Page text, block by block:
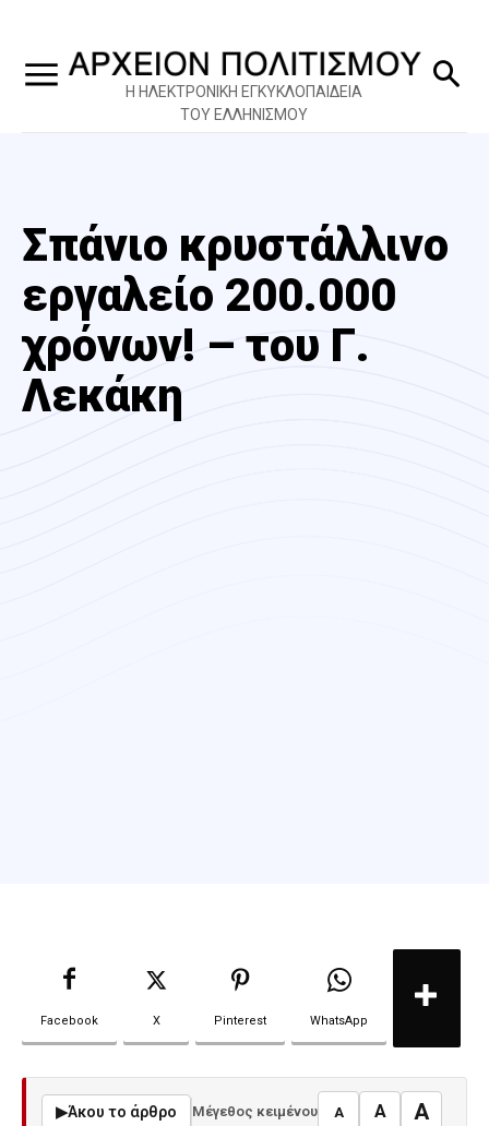
Η ΗΛΕΚΤΡΟΝΙΚΗ ΕΓΚΥΚΛΟΠΑΙΔΕΙΑ
ΤΟΥ ΕΛΛΗΝΙΣΜΟΥ
Σπάνιο κρυστάλλινο
εργαλείο 200.000
χρόνων! – του Γ.
Λεκάκη
Facebook X Pinterest WhatsApp
▶Άκου το άρθρο Μέγεθος κειμένου A A A